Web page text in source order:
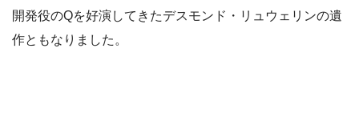
開発役のQを好演してきたデスモンド・リュウェリンの遺
作ともなりました。